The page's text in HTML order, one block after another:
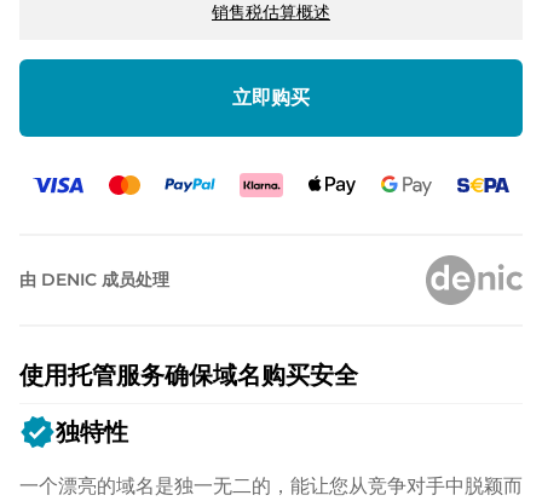
销售税估算概述
立即购买
由 DENIC 成员处理
使用托管服务确保域名购买安全
verified独特性
一个漂亮的域名是独一无二的，能让您从竞争对手中脱颖而